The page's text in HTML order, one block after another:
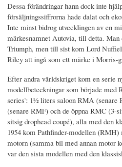
Dessa förändringar hann dock inte
försäljningssiffrorna hade dalat och
Inte minst bidrog utvecklingen av en
märkesnamnet Autovia, till detta. Man
Triumph, men till sist kom Lord
Riley att ingå som ett märke i Morris-
Efter andra världskriget kom en serie
modellbeteckningar som började med
series': 1½ liters saloon RMA
(senare RMF) och de öppna RMC (3-
sitsig drophead coupé), alla med den
1954 kom Pathfinder-modellen
motorn (samma bil med annan motor
var den sista modellen med den